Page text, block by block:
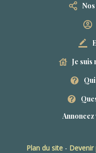
Je
Plan du site - Devenir